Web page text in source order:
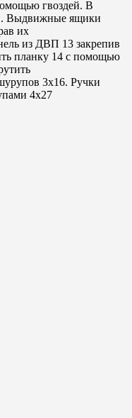
гвоздей. В
Выдвижные ящики
их
из ДВП 13 закрепив
планку 14 с помощью
3х16. Ручки
4х27